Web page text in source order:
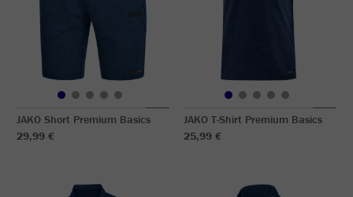
JAKO Short Premium Basics
29,99 €
JAKO T-Shirt Premium Basics
25,99 €